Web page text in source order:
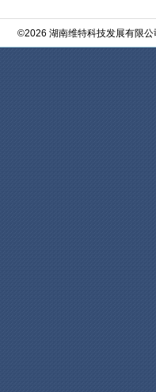
©2026 湖南维特科技发展有限